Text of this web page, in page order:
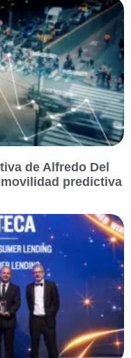
de Alfredo Del
movilidad predictiva